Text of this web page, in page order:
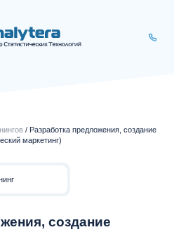
/ Разработка предложения, создание
маркетинг)
создание